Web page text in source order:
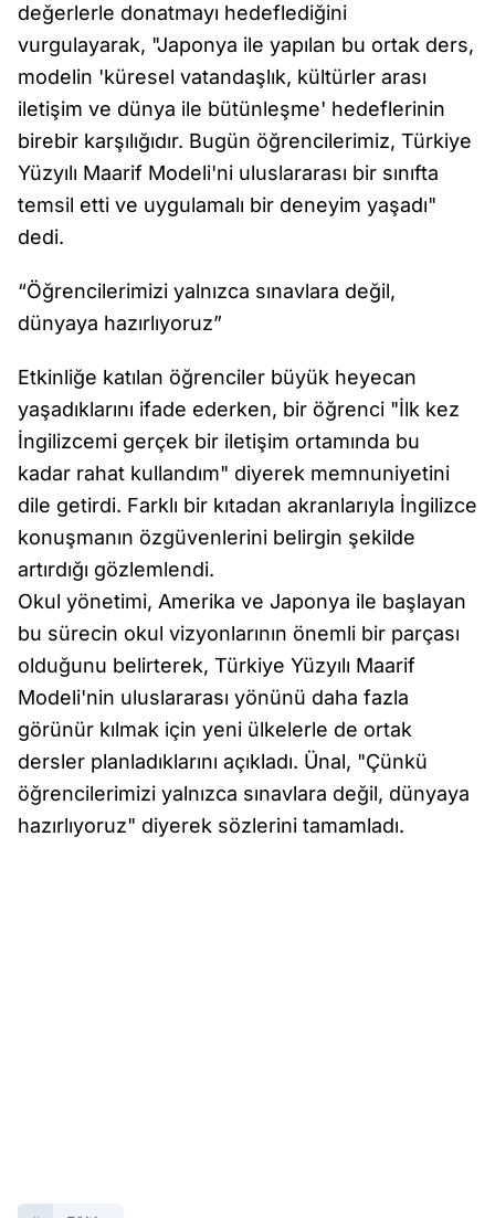
değerlerle donatmayı hedeflediğini
vurgulayarak, "Japonya ile yapılan bu ortak ders,
modelin 'küresel vatandaşlık, kültürler arası
iletişim ve dünya ile bütünleşme' hedeflerinin
birebir karşılığıdır. Bugün öğrencilerimiz, Türkiye
Yüzyılı Maarif Modeli'ni uluslararası bir sınıfta
temsil etti ve uygulamalı bir deneyim yaşadı"
dedi.
“Öğrencilerimizi yalnızca sınavlara değil,
dünyaya hazırlıyoruz”
Etkinliğe katılan öğrenciler büyük heyecan
yaşadıklarını ifade ederken, bir öğrenci "İlk kez
İngilizcemi gerçek bir iletişim ortamında bu
kadar rahat kullandım" diyerek memnuniyetini
dile getirdi. Farklı bir kıtadan akranlarıyla İngilizce
konuşmanın özgüvenlerini belirgin şekilde
artırdığı gözlemlendi.
Okul yönetimi, Amerika ve Japonya ile başlayan
bu sürecin okul vizyonlarının önemli bir parçası
olduğunu belirterek, Türkiye Yüzyılı Maarif
Modeli'nin uluslararası yönünü daha fazla
görünür kılmak için yeni ülkelerle de ortak
dersler planladıklarını açıkladı. Ünal, "Çünkü
öğrencilerimizi yalnızca sınavlara değil, dünyaya
hazırlıyoruz" diyerek sözlerini tamamladı.